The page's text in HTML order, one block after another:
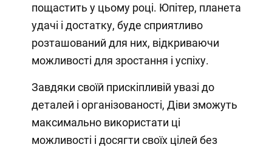
пощастить у цьому році. Юпітер, планета
удачі і достатку, буде сприятливо
розташований для них, відкриваючи
можливості для зростання і успіху.
Завдяки своїй прискіпливій увазі до
деталей і організованості, Діви зможуть
максимально використати ці
можливості і досягти своїх цілей без